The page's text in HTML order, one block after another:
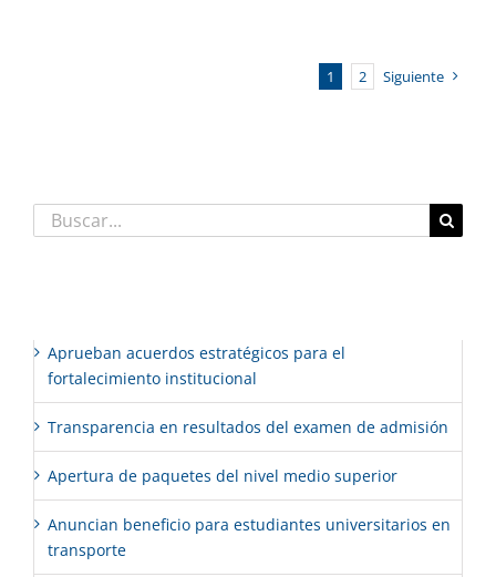
1 2 Siguiente
Buscar:
Aprueban acuerdos estratégicos para el
fortalecimiento institucional
Transparencia en resultados del examen de admisión
Apertura de paquetes del nivel medio superior
Anuncian beneficio para estudiantes universitarios en
transporte